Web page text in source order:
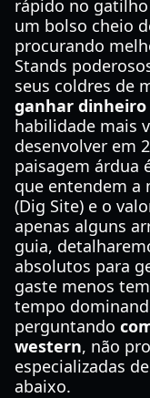
rápido no
um bolso cheio
procurando
Stands
seus coldres de
ganhar
habilidade mais
desenvolver em
paisagem árdua
que entendem a
(Dig Site) e o
apenas alguns
guia,
absolutos para
gaste menos
tempo
perguntando
western, não
especializadas
abaixo.